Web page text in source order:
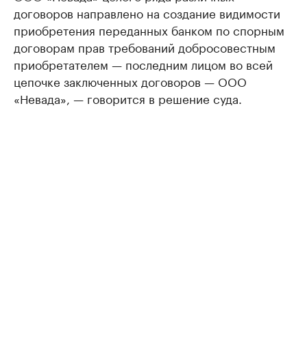
договоров направлено на создание видимости
приобретения переданных банком по спорным
договорам прав требований добросовестным
приобретателем — последним лицом во всей
цепочке заключенных договоров — ООО
«Невада», — говорится в решение суда.